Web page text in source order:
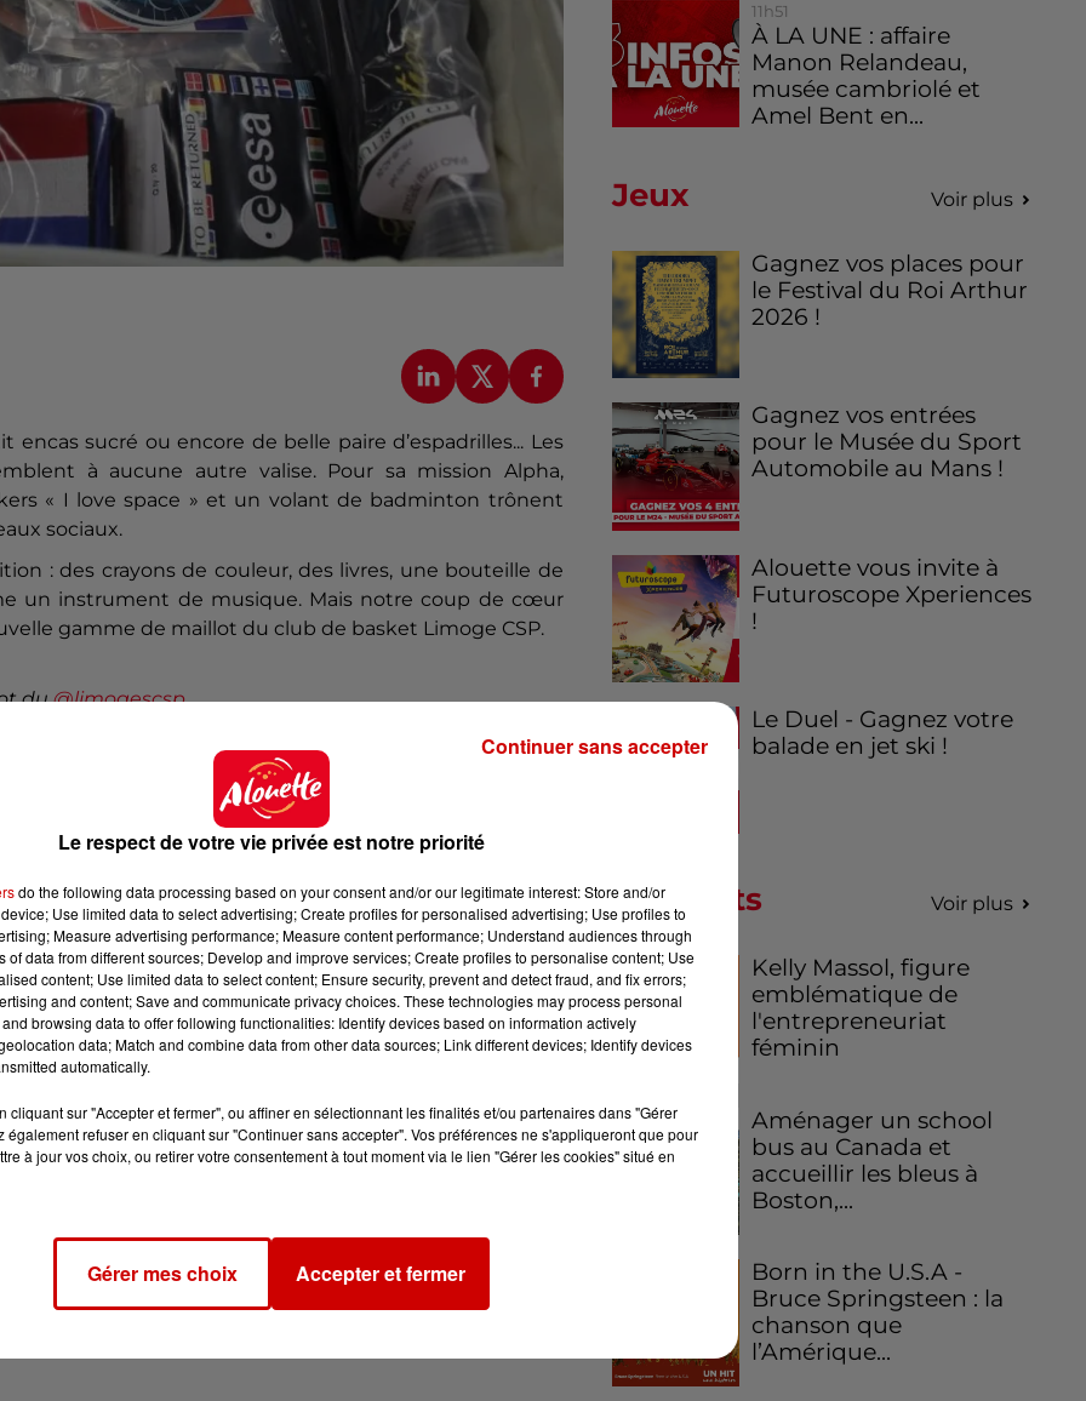
sucré ou encore de belle paire d’espadrilles... Les
à aucune autre valise. Pour sa mission Alpha,
« I love space » et un volant de badminton trônent
sociaux.
: des crayons de couleur, des livres, une bouteille de
un instrument de musique. Mais notre coup de cœur
gamme de maillot du club de basket Limoge CSP.
du@limogescsp
@Vincentbonnet21ou à te l’emmener en personne
sur la Station spatiale internationale à bord de la
Pesquet ce printemps. Mais surprise à bord : une
spationautes. Loin d’être un bagage uniquement
le moment où les voyageurs passaient en gravité
emportée par le canadien Chris Hadfield lors d’une
$. De quoi réfléchir avant de charger sa valise.
a encore un peu de temps pour choisir la couleur de
11h51
À LA UNE : affaire
Manon Relandeau,
musée cambriolé et
Amel Bent en...
Jeux Voir plus
Gagnez vos places pour
le Festival du Roi Arthur
2026 !
Gagnez vos entrées
pour le Musée du Sport
Automobile au Mans !
Alouette vous invite à
Futuroscope Xperiences
!
Le Duel - Gagnez votre
balade en jet ski !
Podcasts Voir plus
Kelly Massol, figure
emblématique de
l'entrepreneuriat
féminin
Aménager un school
bus au Canada et
accueillir les bleus à
Boston,...
Born in the U.S.A -
Bruce Springsteen : la
chanson que
l’Amérique...
Le respect de votre vie privée est notre priorité
do the following data processing based on your consent and/or our legitimate interest: Store and/or
Use limited data to select advertising; Create profiles for personalised advertising; Use profiles to
Measure advertising performance; Measure content performance; Understand audiences through
of data from different sources; Develop and improve services; Create profiles to personalise content; Use
content; Use limited data to select content; Ensure security, prevent and detect fraud, and fix errors;
and content; Save and communicate privacy choices. These technologies may process personal
browsing data to offer following functionalities: Identify devices based on information actively
data; Match and combine data from other data sources; Link different devices; Identify devices
automatically.
cliquant sur "Accepter et fermer", ou affiner en sélectionnant les finalités et/ou partenaires dans "Gérer
également refuser en cliquant sur "Continuer sans accepter". Vos préférences ne s'appliqueront que pour
à jour vos choix, ou retirer votre consentement à tout moment via le lien "Gérer les cookies" situé en
Gérer mes choix Accepter et fermer
Continuer sans accepter